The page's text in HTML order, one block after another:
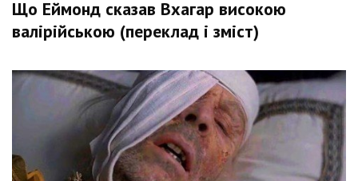
Що Еймонд сказав Вхагар високою
валірійською (переклад і зміст)